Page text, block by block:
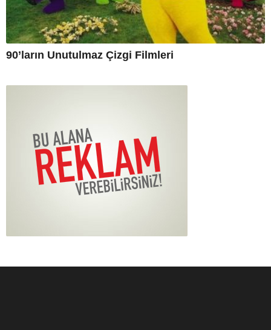
90’ların Unutulmaz Çizgi Filmleri